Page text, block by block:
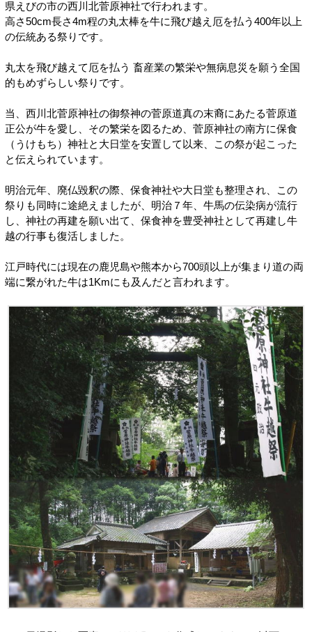
県えびの市の西川北菅原神社で行われます。
高さ50cm長さ4m程の丸太棒を牛に飛び越え厄を払う400年以上
の伝統ある祭りです。
丸太を飛び越えて厄を払う 畜産業の繁栄や無病息災を願う全国
的もめずらしい祭りです。
当、西川北菅原神社の御祭神の菅原道真の末裔にあたる菅原道
正公が牛を愛し、その繁栄を図るため、菅原神社の南方に保食
（うけもち）神社と大日堂を安置して以来、この祭が起こった
と伝えられています。
明治元年、廃仏毀釈の際、保食神社や大日堂も整理され、この
祭りも同時に途絶えましたが、明治７年、牛馬の伝染病が流行
し、神社の再建を願い出て、保食神を豊受神社として再建し牛
越の行事も復活しました。
江戸時代には現在の鹿児島や熊本から700頭以上が集まり道の両
端に繋がれた牛は1Kmにも及んだと言われます。